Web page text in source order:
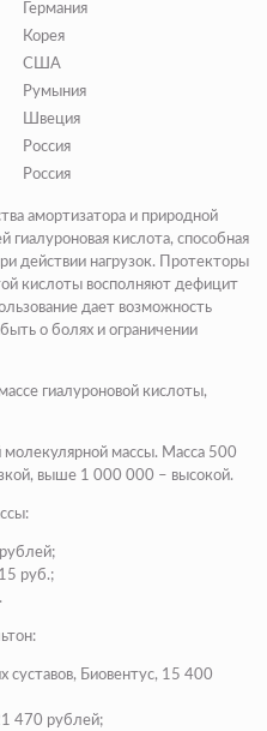
Германия
Корея
США
Румыния
Швеция
Россия
Россия
амортизатора и природной
гиалуроновая кислота, способная
действии нагрузок. Протекторы
кислоты восполняют дефицит
дает возможность
о болях и ограничении
гиалуроновой кислоты,
молекулярной массы. Масса 500
выше 1 000 000 – высокой.
руб.;
суставов, Биовентус, 15 400
470 рублей;